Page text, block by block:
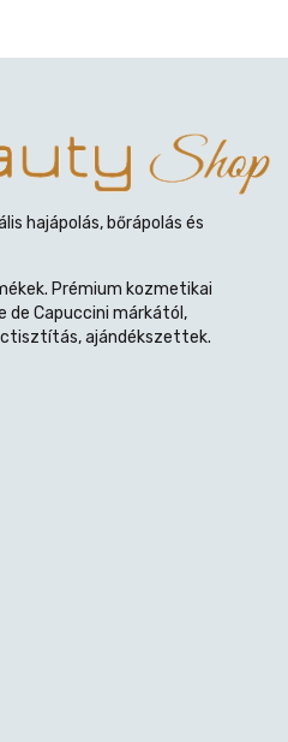
hajápolás, bőrápolás és
Prémium kozmetikai
de Capuccini márkától,
ajándékszettek.